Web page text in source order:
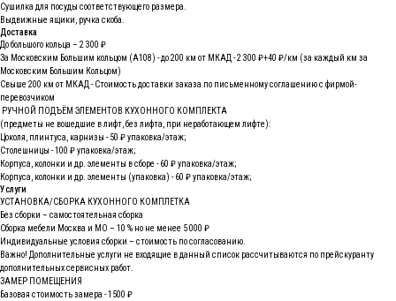
Сушилка для посуды соответствующего размера.
Выдвижные ящики, ручка скоба.
Доставка
До большого кольца – 2 300 ₽
За Московским Большим кольцом (А108) - до 200 км от МКАД - 2 300 ₽+40 ₽/км (за каждый км за
Московским Большим Кольцом)
Свыше 200 км от МКАД - Стоимость доставки заказа по письменному соглашению с фирмой-
перевозчиком
РУЧНОЙ ПОДЪЁМ ЭЛЕМЕНТОВ КУХОННОГО КОМПЛЕКТА
(предметы не вошедшие в лифт, без лифта, при неработающем лифте):
Цоколя, плинтуса, карнизы - 50 ₽ упаковка/этаж;
Столешницы - 100 ₽ упаковка/этаж;
Корпуса, колонки и др. элементы в сборе - 60 ₽ упаковка/этаж;
Корпуса, колонки и др. элементы (упаковка) - 60 ₽ упаковка/этаж;
Услуги
УСТАНОВКА/СБОРКА КУХОННОГО КОМПЛЕТКА
Без сборки – самостоятельная сборка
Сборка мебели Москва и МО – 10 % но не менее 5 000 ₽
Индивидуальные условия сборки – стоимость по согласованию.
Важно! Дополнительные услуги не входящие в данный список рассчитываются по прейскуранту
дополнительных сервисных работ.
ЗАМЕР ПОМЕЩЕНИЯ
Базовая стоимость замера - 1500 ₽